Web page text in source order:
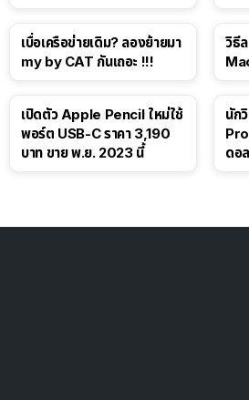
เบื่อเครือข่ายเดิม? ลองย้ายมา
my by CAT กันเถอะ !!!
วิธี
เปิดตัว Apple Pencil ใหม่ใช้
พอร์ต USB-C ราคา 3,190
บาท ขาย พ.ย. 2023 นี้
นัก
ดอ